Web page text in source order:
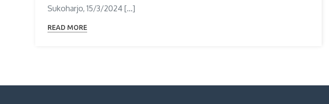
Sukoharjo, 15/3/2024 […]
READ MORE